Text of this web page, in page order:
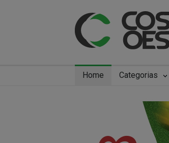
Home Categorias